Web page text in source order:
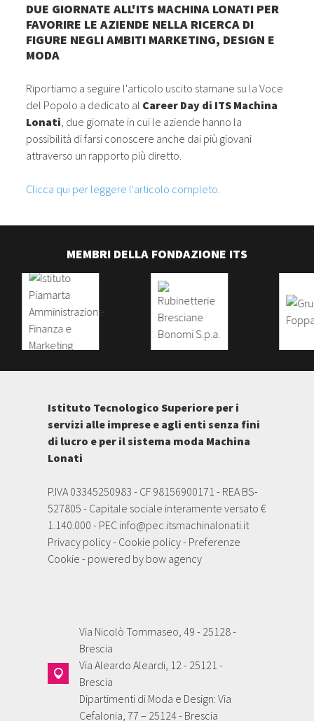
DUE GIORNATE ALL'ITS MACHINA LONATI PER
FAVORIRE LE AZIENDE NELLA RICERCA DI
FIGURE NEGLI AMBITI MARKETING, DESIGN E
MODA
Riportiamo a seguire l'articolo uscito stamane su la Voce
del Popolo a dedicato al Career Day di ITS Machina
Lonati, due giornate in cui le aziende hanno la
possibilità di farsi conoscere anche dai più giovani
attraverso un rapporto più diretto.
Clicca qui per leggere l'articolo completo.
MEMBRI DELLA FONDAZIONE ITS
Istituto Tecnologico Superiore per i
servizi alle imprese e agli enti senza fini
di lucro e per il sistema moda Machina
Lonati
P.IVA 03345250983 - CF 98156900171 - REA BS-
527805 - Capitale sociale interamente versato €
1.140.000 - PEC info@pec.itsmachinalonati.it
Privacy policy- Cookie policy- Preferenze
Cookie - powered by bow agency
Via Nicolò Tommaseo, 49 - 25128 -
Brescia
Via Aleardo Aleardi, 12 - 25121 -
Brescia
Dipartimenti di Moda e Design: Via
Cefalonia, 77 – 25124 - Brescia